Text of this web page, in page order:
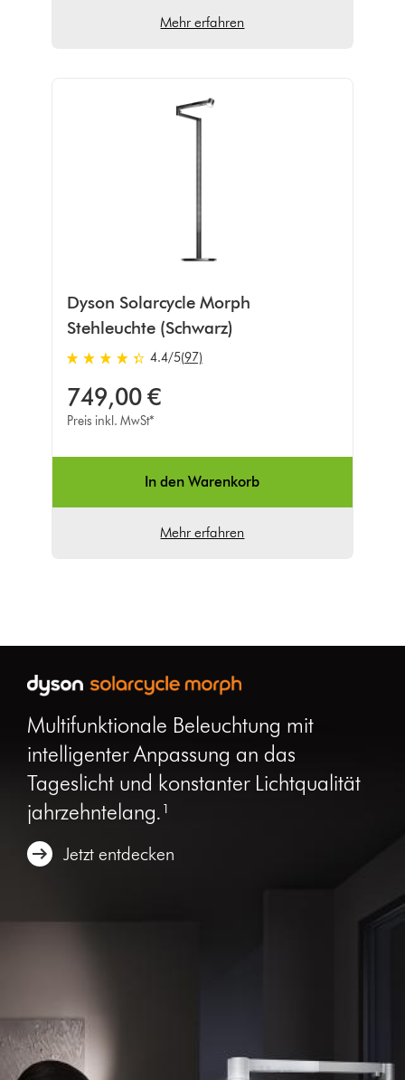
Mehr erfahren
Dyson Solarcycle Morph
Stehleuchte (Schwarz)
4.4 von 5 Sternen in 97 Bewertungen
4.4/5(97)
749,00 €
Preis inkl. MwSt*
In den Warenkorb
Mehr erfahren
Multifunktionale Beleuchtung mit
intelligenter Anpassung an das
Tageslicht und konstanter Lichtqualität
jahrzehntelang.¹
Jetzt entdecken